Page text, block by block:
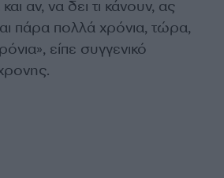
αν, να δει τι κάνουν, ας
πάρα πολλά χρόνια, τώρα,
είπε συγγενικό